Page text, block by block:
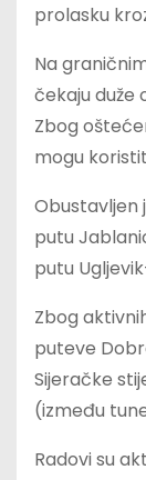
prolasku
Na
čekaju duže
Zbog
mogu
Obustavljen
putu
putu
Zbog
puteve
Sijeračke
(između
Radovi su